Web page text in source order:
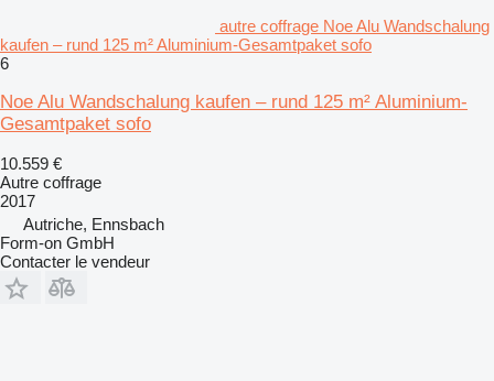
autre coffrage Noe Alu Wandschalung
kaufen – rund 125 m² Aluminium-Gesamtpaket sofo
6
Noe Alu Wandschalung kaufen – rund 125 m² Aluminium-
Gesamtpaket sofo
10.559 €
Autre coffrage
2017
Autriche, Ennsbach
Form-on GmbH
Contacter le vendeur